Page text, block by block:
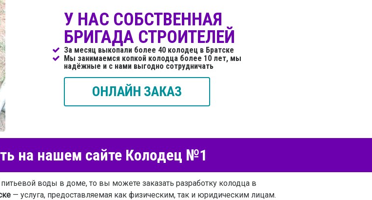
У НАС СОБСТВЕННАЯ
БРИГАДА СТРОИТЕЛЕЙ
За месяц выкопали более 40 колодец в Братске
Мы занимаемся копкой колодца более 10 лет, мы
надёжные и с нами выгодно сотрудничать
ОНЛАЙН ЗАКАЗ
на нашем сайте Колодец №1
воды в доме, то вы можете заказать разработку колодца в
— услуга, предоставляемая как физическим, так и юридическим лицам.